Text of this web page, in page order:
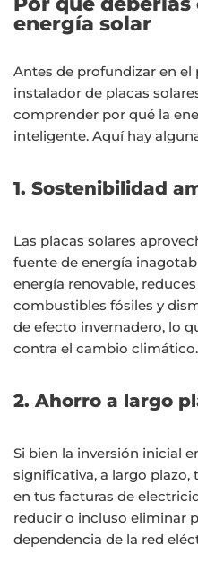
energía solar
Antes de profundizar en
instalador de placas
comprender por qué la
inteligente. Aquí hay
1. Sostenibilidad
Las placas solares
fuente de energía
energía renovable,
combustibles fósiles y
de efecto invernadero, lo
contra el cambio climático.
2. Ahorro a largo
Si bien la inversión inicial
significativa, a largo
en tus facturas de
reducir o incluso eliminar
dependencia de la red